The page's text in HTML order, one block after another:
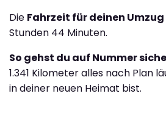
Die Fahrzeit für deinen Umzug
Stunden 44 Minuten.
So gehst du auf Nummer
1.341 Kilometer alles nach Plan
in deiner neuen Heimat bist.